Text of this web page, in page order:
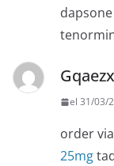
Gqaezx
el 31/03/
order
25mg